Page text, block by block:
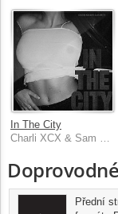
In The City
Charli XCX & Sam Smith
Přední